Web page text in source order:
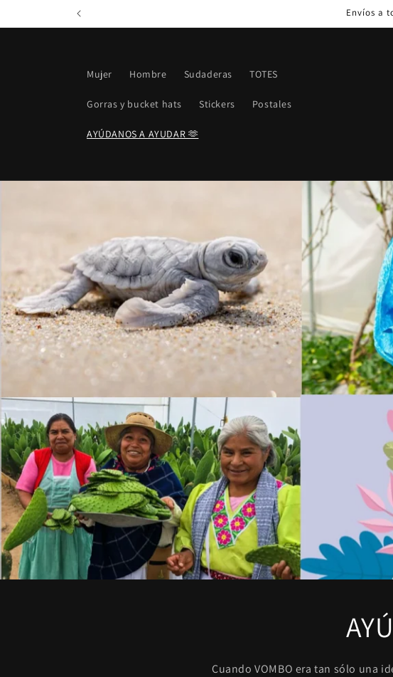
al contenido
Envíos a
Mujer Hombre Sudaderas TOTES
Gorras y bucket hats Stickers Postales
AYÚDANOS A AYUDAR 🫶
Cuando VOMBO era tan sólo una